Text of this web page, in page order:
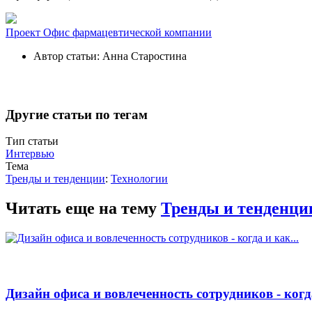
Проект Офис фармацевтической компании
Автор статьи: Анна Старостина
Другие статьи по тегам
Тип статьи
Интервью
Тема
Тренды и тенденции: Технологии
Читать еще на тему Тренды и
Дизайн офиса и вовлеченность сотрудников -